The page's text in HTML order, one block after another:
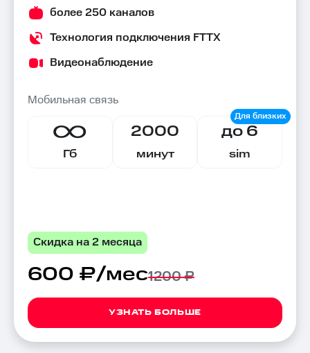
более 250 каналов
Технология подключения FTTX
Видеонаблюдение
Мобильная связь
Гб
2000
минут
до 6
sim
Скидка на 2 месяца
600 ₽/мес1200 ₽
УЗНАТЬ БОЛЬШЕ